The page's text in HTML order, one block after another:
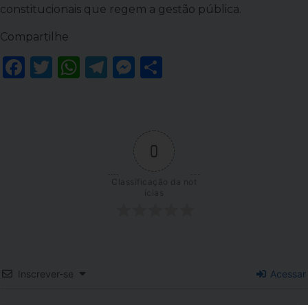
constitucionais que regem a gestão pública.
Compartilhe
Facebook
Twitter
WhatsApp
Telegram
Messenger
0
Classificação da not
Inscrever-se Acessar